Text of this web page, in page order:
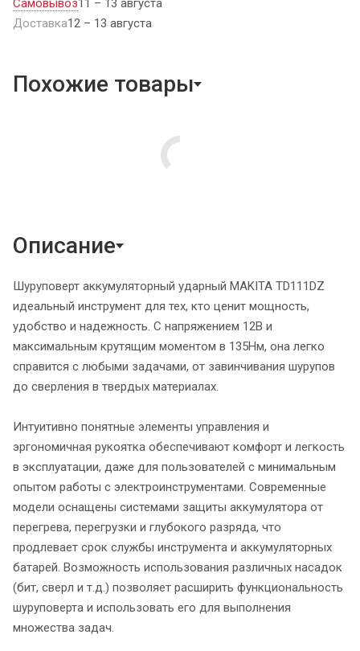
Доставка12 – 13 августа
Похожие товары
Описание
Шуруповерт аккумуляторный ударный MAKITA TD111DZ
идеальный инструмент для тех, кто ценит мощность,
удобство и надежность. С напряжением 12В и
максимальным крутящим моментом в 135Нм, она легко
справится с любыми задачами, от завинчивания шурупов
до сверления в твердых материалах.
Интуитивно понятные элементы управления и
эргономичная рукоятка обеспечивают комфорт и легкость
в эксплуатации, даже для пользователей с минимальным
опытом работы с электроинструментами. Современные
модели оснащены системами защиты аккумулятора от
перегрева, перегрузки и глубокого разряда, что
продлевает срок службы инструмента и аккумуляторных
батарей. Возможность использования различных насадок
(бит, сверл и т.д.) позволяет расширить функциональность
шуруповерта и использовать его для выполнения
множества задач.